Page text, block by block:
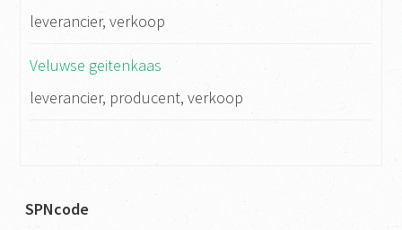
leverancier, verkoop
Veluwse geitenkaas
leverancier, producent, verkoop
SPNcode